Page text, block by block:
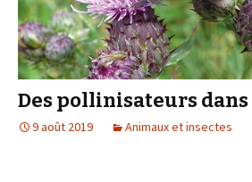
Des pollinisateurs
9 août 2019 Animaux et insectes